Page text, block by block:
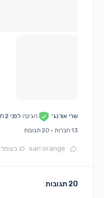
שרי אורנג' הגיבה לפני 2 חודשים, 4 שבועות
13 חברות
· 20 תגובות
sari orange לג בעומר
20 תגובות